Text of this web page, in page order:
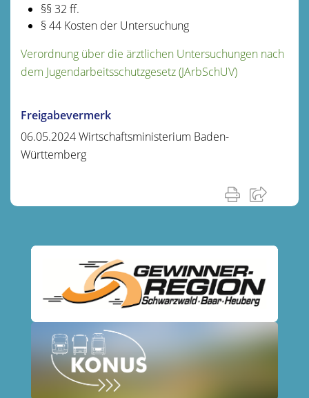
§§ 32 ff.
§ 44 Kosten der Untersuchung
Verordnung über die ärztlichen Untersuchungen nach
dem Jugendarbeitsschutzgesetz (JArbSchUV)
Freigabevermerk
06.05.2024 Wirtschaftsministerium Baden-
Württemberg